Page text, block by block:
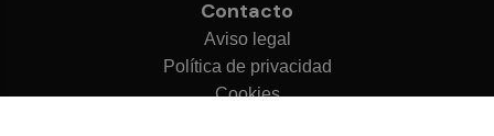
Contacto
Aviso legal
Política de privacidad
Cookies